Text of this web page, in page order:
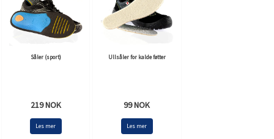
Såler (sport)
219 NOK
Les mer
Ullsåler for kalde føtter
99 NOK
Les mer